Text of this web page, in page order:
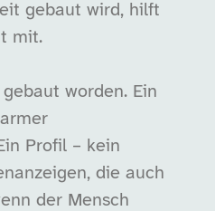
gebaut wird, hilft
mit.
worden. Ein
Profil – kein
die auch
der Mensch